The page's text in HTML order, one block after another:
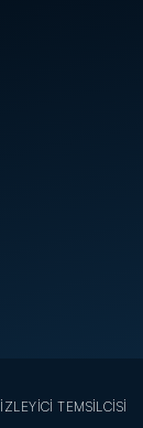
İZLEYİCİ TEMSİLCİSİ